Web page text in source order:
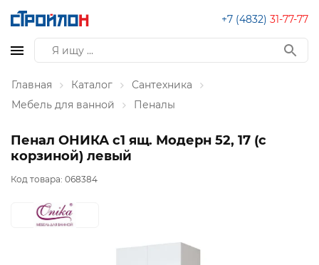
+7 (4832) 31-77-77
Главная Каталог
Сантехника
Мебель для ванной
Пеналы
Пенал ОНИКА с1 ящ. Модерн 52, 17 (с
корзиной) левый
Код товара: 068384